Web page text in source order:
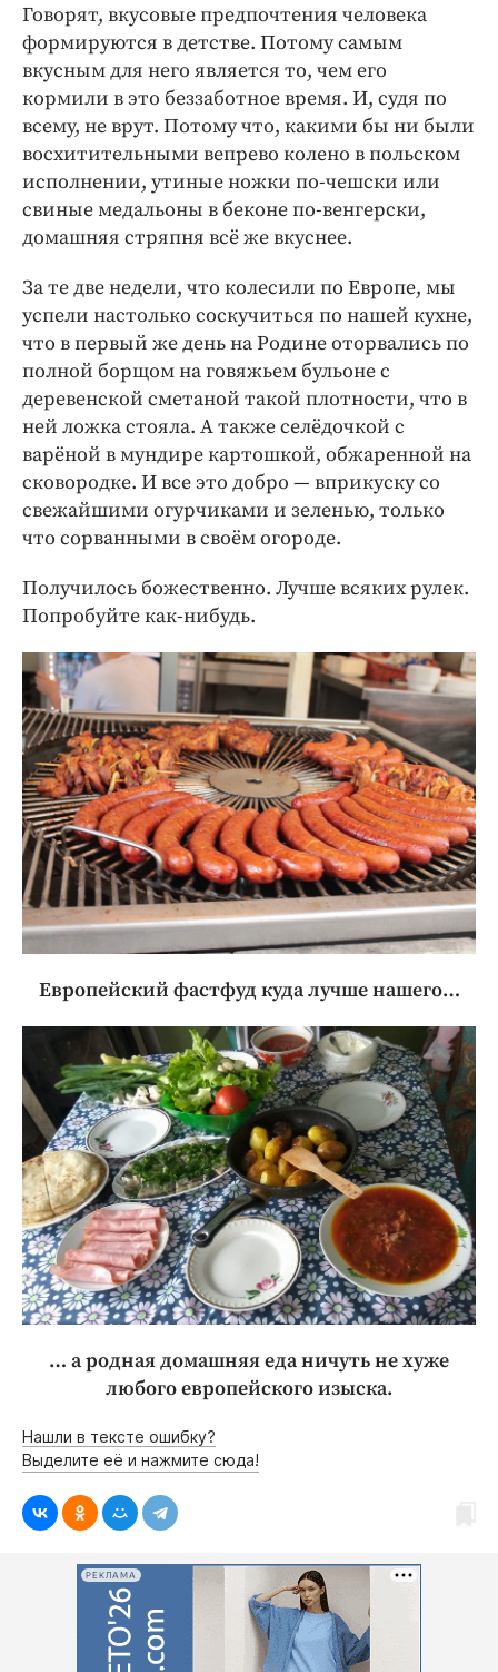
Говорят, вкусовые предпочтения человека
формируются в детстве. Потому самым
вкусным для него является то, чем его
кормили в это беззаботное время. И, судя по
всему, не врут. Потому что, какими бы ни были
восхитительными вепрево колено в польском
исполнении, утиные ножки по-чешски или
свиные медальоны в беконе по-венгерски,
домашняя стряпня всё же вкуснее.
За те две недели, что колесили по Европе, мы
успели настолько соскучиться по нашей кухне,
что в первый же день на Родине оторвались по
полной борщом на говяжьем бульоне с
деревенской сметаной такой плотности, что в
ней ложка стояла. А также селёдочкой с
варёной в мундире картошкой, обжаренной на
сковородке. И все это добро — вприкуску со
свежайшими огурчиками и зеленью, только
что сорванными в своём огороде.
Получилось божественно. Лучше всяких рулек.
Попробуйте как-нибудь.
Европейский фастфуд куда лучше нашего…
… а родная домашняя еда ничуть не хуже
любого европейского изыска.
Нашли в тексте ошибку?
Выделите её и нажмите сюда!
РЕКЛАМА